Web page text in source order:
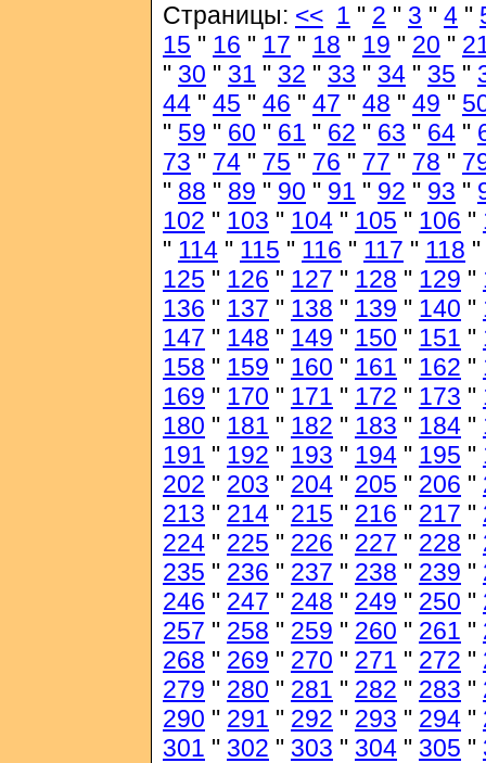
Страницы: << 1 " 2 " 3 " 4 "
15 " 16 " 17 " 18 " 19 " 20 "
" 30 " 31 " 32 " 33 " 34 " 35 "
44 " 45 " 46 " 47 " 48 " 49 "
" 59 " 60 " 61 " 62 " 63 " 64 "
73 " 74 " 75 " 76 " 77 " 78 "
" 88 " 89 " 90 " 91 " 92 " 93 "
102 " 103 " 104 " 105 " 106 "
" 114 " 115 " 116 " 117 " 118 "
125 " 126 " 127 " 128 " 129 "
136 " 137 " 138 " 139 " 140 "
147 " 148 " 149 " 150 " 151 "
158 " 159 " 160 " 161 " 162 "
169 " 170 " 171 " 172 " 173 "
180 " 181 " 182 " 183 " 184 "
191 " 192 " 193 " 194 " 195 "
202 " 203 " 204 " 205 " 206 "
213 " 214 " 215 " 216 " 217 "
224 " 225 " 226 " 227 " 228 "
235 " 236 " 237 " 238 " 239 "
246 " 247 " 248 " 249 " 250 "
257 " 258 " 259 " 260 " 261 "
268 " 269 " 270 " 271 " 272 "
279 " 280 " 281 " 282 " 283 "
290 " 291 " 292 " 293 " 294 "
301 " 302 " 303 " 304 " 305 "